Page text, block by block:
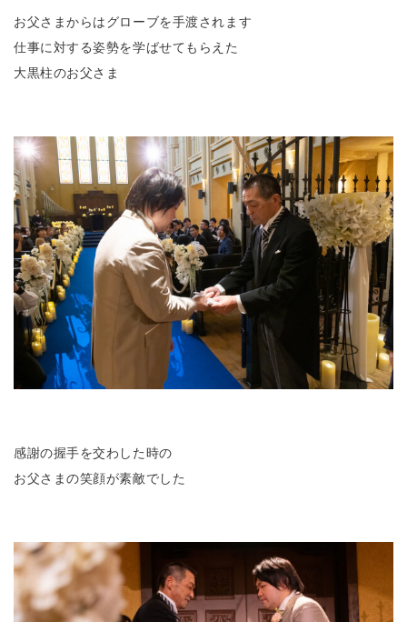
お父さまからはグローブを手渡されます
仕事に対する姿勢を学ばせてもらえた
大黒柱のお父さま
感謝の握手を交わした時の
お父さまの笑顔が素敵でした